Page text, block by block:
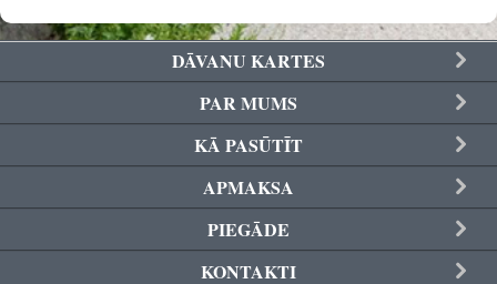
DĀVANU KARTES
PAR MUMS
KĀ PASŪTĪT
APMAKSA
PIEGĀDE
KONTAKTI